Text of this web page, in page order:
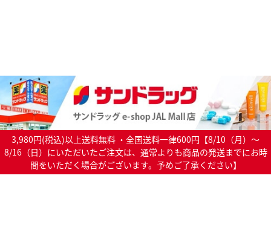
3,980円(税込)以上送料無料 ・全国送料一律600円【8/10（月）～
8/16（日）にいただいたご注文は、通常よりも商品の発送までにお時
間をいただく場合がございます。予めご了承ください】